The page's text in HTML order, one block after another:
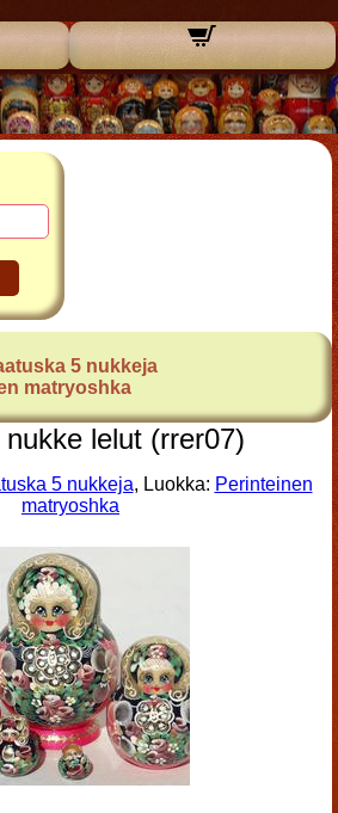
5 nukkeja
matryoshka
nukke lelut (rrer07)
5 nukkeja, Luokka: Perinteinen
matryoshka